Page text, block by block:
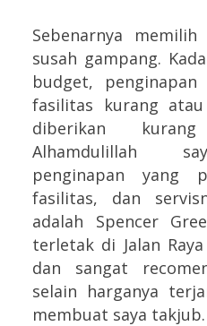
Sebenarnya memilih
susah gampang.
budget,
fasilitas kurang
diberikan
Alhamdulillah
penginapan yang
fasilitas, dan
adalah Spencer
terletak di Jalan
dan sangat
selain harganya
membuat saya takjub.